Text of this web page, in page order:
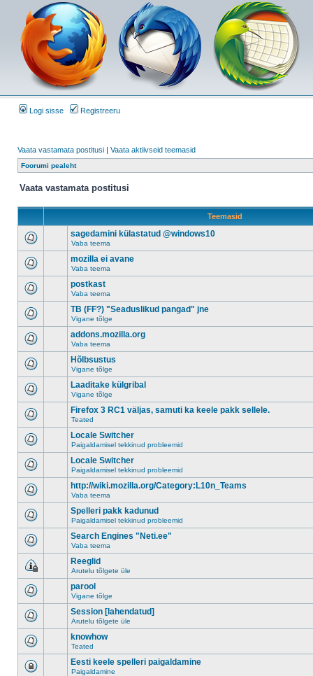
Logi sisse Registreeru
Vaata vastamata postitusi | Vaata aktiivseid teemasid
Foorumi pealeht
Vaata vastamata postitusi
Teemasid
sagedamini külastatud @windows10
Vaba teema
mozilla ei avane
Vaba teema
postkast
Vaba teema
TB (FF?) "Seaduslikud pangad" jne
Vigane tõlge
addons.mozilla.org
Vaba teema
Hõlbsustus
Vigane tõlge
Laaditake külgribal
Vigane tõlge
Firefox 3 RC1 väljas, samuti ka keele pakk sellele.
Teated
Locale Switcher
Paigaldamisel tekkinud probleemid
Locale Switcher
Paigaldamisel tekkinud probleemid
http://wiki.mozilla.org/Category:L10n_Teams
Vaba teema
Spelleri pakk kadunud
Paigaldamisel tekkinud probleemid
Search Engines "Neti.ee"
Vaba teema
Reeglid
Arutelu tõlgete üle
parool
Vigane tõlge
Session [lahendatud]
Arutelu tõlgete üle
knowhow
Teated
Eesti keele spelleri paigaldamine
Paigaldamine